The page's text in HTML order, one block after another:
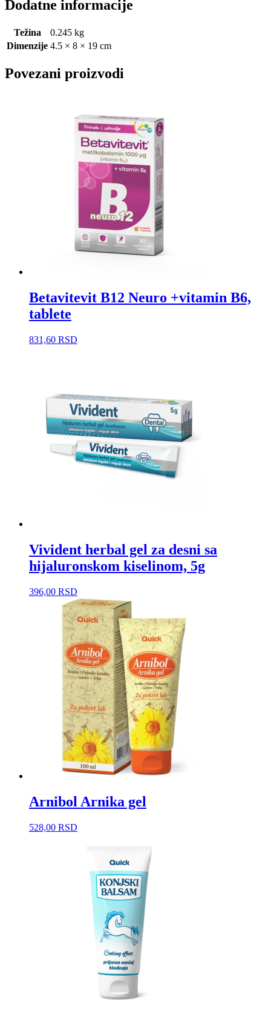
Dodatne informacije
Težina
0.245 kg
Dimenzije 4.5 × 8 × 19 cm
Povezani proizvodi
Betavitevit B12 Neuro +vitamin B6,
tablete
831,60 RSD
Vivident herbal gel za desni sa
hijaluronskom kiselinom, 5g
396,00 RSD
Arnibol Arnika gel
528,00 RSD